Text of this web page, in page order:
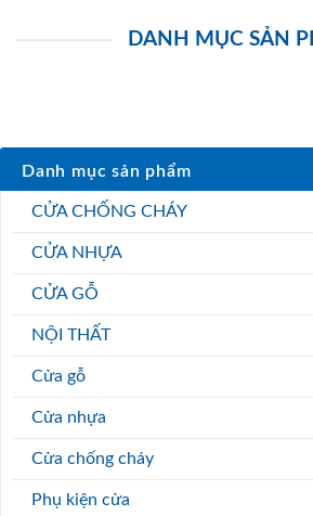
DANH MỤC SẢN
Danh mục sản phẩm
CỬA CHỐNG CHÁY
CỬA NHỰA
CỬA GỖ
NỘI THẤT
Cửa gỗ
Cửa nhựa
Cửa chống cháy
Phụ kiện cửa